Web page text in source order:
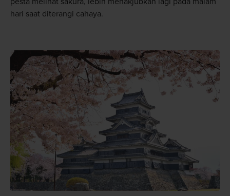
hari saat diterangi cahaya.